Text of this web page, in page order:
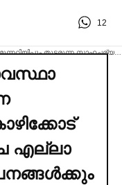
12
കനത്ത മഴയും കാലാവസ്ഥാ മുന്നറിയിപ്പും തുടരുന്ന സാഹചര്യത്തില്‍ കോഴിക്കോട് ജില്ലയില്‍ വ്യാഴാഴ്ച എല്ലാ വിദ്യാഭ്യാസ സ്ഥാപനങ്ങള്‍ക്കും അവധി. സര്‍വകലാശാല, പി.എസ്.സി പരീക്ഷകള്‍ക്ക് മാറ്റമില്ല.
എല്ലാ